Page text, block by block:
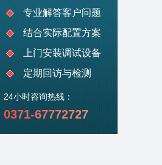
专业解答客户问题
结合实际配置方案
上门安装调试设备
定期回访与检测
24小时咨询热线：
0371-67772727